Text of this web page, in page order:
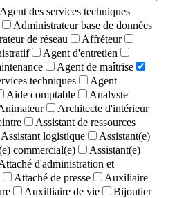
des services techniques
Administrateur base de données
de réseau
Affréteur
Agent d'entretien
Agent de maîtrise
techniques
Agent
Aide comptable
Analyste
Architecte d'intérieur
Assistant de ressources
Assistant logistique
Assistant(e)
commercial(e)
Assistant(e)
d'administration et
Attaché de presse
Auxiliaire
Auxilliaire de vie
Bijoutier